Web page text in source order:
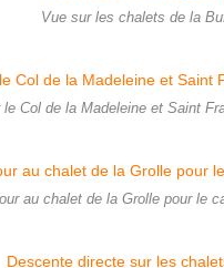
Vue sur les chalets de la
le Col de la Madeleine et Saint
au chalet de la Grolle pour le